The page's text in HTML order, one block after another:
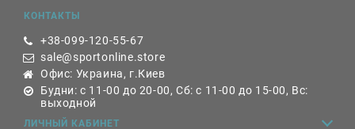
КОНТАКТЫ
+38-099-120-55-67
sale@sportonline.store
Офис: Украина, г.Киев
Будни: с 11-00 до 20-00, Сб: с 11-00 до 15-00, Вс:
выходной
ЛИЧНЫЙ КАБИНЕТ